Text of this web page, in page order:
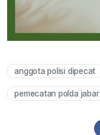
anggota polisi dipecat
pemecatan polda jabar